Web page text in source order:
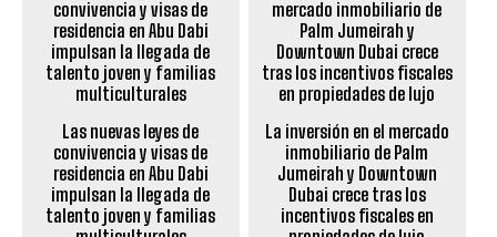
Las nuevas leyes de
convivencia y visas de
residencia en Abu Dabi
impulsan la llegada de
talento joven y familias
La inversión en el mercado
inmobiliario de Palm
Jumeirah y Downtown
Dubai crece tras los
incentivos fiscales en